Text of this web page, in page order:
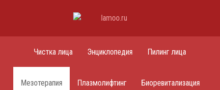
Чистка лица Энциклопедия Пилинг лица
Мезотерапия Плазмолифтинг Биоревитализация